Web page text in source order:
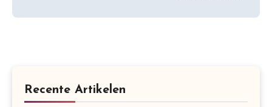
Recente Artikelen